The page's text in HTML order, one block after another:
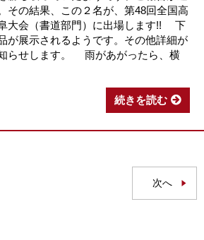
その結果、この２名が、第48回全国高
大会（書道部門）に出場します!! 下
が展示されるようです。その他詳細が
らせします。 雨があがったら、横
続きを読む
次へ